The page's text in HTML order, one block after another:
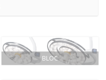
BLOC